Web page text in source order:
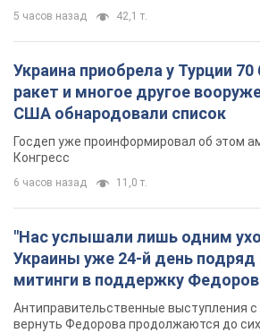
5 часов назад 42,1 т.
Украина приобрела у Турции
ракет и многое другое
США обнародовали список
Госдеп уже проинформировал об этом
Конгресс
6 часов назад 11,0 т.
"Нас услышали лишь одним
Украины уже 24-й день подряд
митинги в поддержку
Антиправительственные выступления
вернуть Федорова продолжаются до